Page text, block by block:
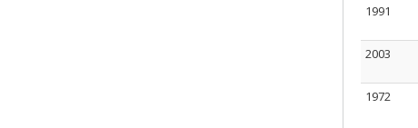
1991
2003
1972